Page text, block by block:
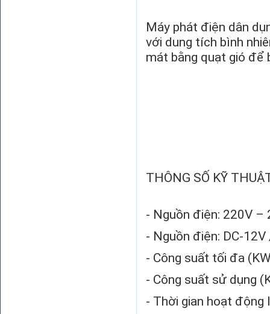
Máy phát điện dân
với dung tích bình
mát bằng quạt gió để
THÔNG SỐ KỸ
- Nguồn điện: 220V
- Nguồn điện: DC-
- Công suất tối đa
- Công suất sử dụng
- Thời gian hoạt động